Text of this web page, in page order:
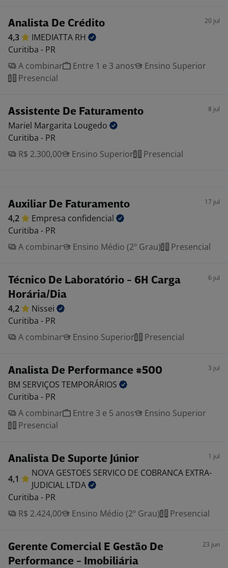
Analista De Crédito 20 jul
4,3 IMEDIATTA RH
Curitiba - PR
A combinar
Entre 1 e 3 anos
Ensino Superior
Presencial
Assistente De Faturamento 8 jul
Mariel Margarita Lougedo
Curitiba - PR
R$ 2.300,00
Ensino Superior Presencial
Auxiliar De Faturamento 17 jul
4,2 Empresa confidencial
Curitiba - PR
A combinar
Ensino Médio (2º Grau) Presencial
Técnico De Laboratório - 6H Carga
Horária/Dia
6 jul
4,2
Nissei
Curitiba - PR
A combinar
Ensino Superior Presencial
Analista De Performance #500 3 jul
BM SERVIÇOS TEMPORÁRIOS
Curitiba - PR
A combinar
Entre 3 e 5 anos
Ensino Superior
Presencial
Analista De Suporte Júnior 1 jul
4,1
NOVA GESTOES SERVICO DE COBRANCA EXTRA-
JUDICIAL LTDA
Curitiba - PR
R$ 2.424,00
Ensino Médio (2º Grau) Presencial
Gerente Comercial E Gestão De
Performance - Imobiliária
23 jun